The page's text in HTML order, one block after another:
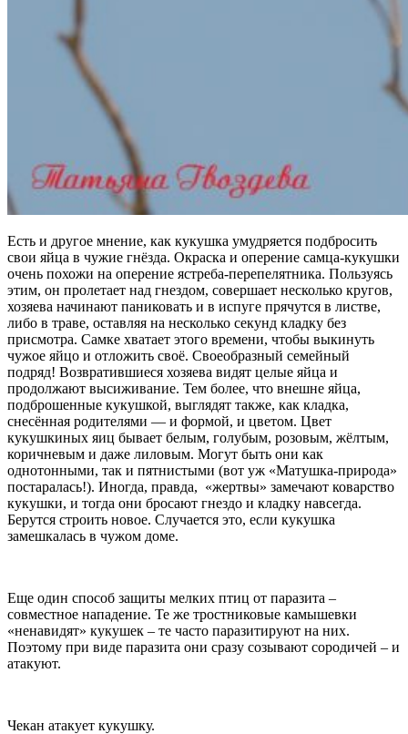
Есть и другое мнение, как кукушка умудряется подбросить
свои яйца в чужие гнёзда. Окраска и оперение самца-кукушки
очень похожи на оперение ястреба-перепелятника. Пользуясь
этим, он пролетает над гнездом, совершает несколько кругов,
хозяева начинают паниковать и в испуге прячутся в листве,
либо в траве, оставляя на несколько секунд кладку без
присмотра. Самке хватает этого времени, чтобы выкинуть
чужое яйцо и отложить своё. Своеобразный семейный
подряд! Возвратившиеся хозяева видят целые яйца и
продолжают высиживание. Тем более, что внешне яйца,
подброшенные кукушкой, выглядят также, как кладка,
снесённая родителями — и формой, и цветом. Цвет
кукушкиных яиц бывает белым, голубым, розовым, жёлтым,
коричневым и даже лиловым. Могут быть они как
однотонными, так и пятнистыми (вот уж «Матушка-природа»
постаралась!). Иногда, правда, «жертвы» замечают коварство
кукушки, и тогда они бросают гнездо и кладку навсегда.
Берутся строить новое. Случается это, если кукушка
замешкалась в чужом доме.
Еще один способ защиты мелких птиц от паразита –
совместное нападение. Те же тростниковые камышевки
«ненавидят» кукушек – те часто паразитируют на них.
Поэтому при виде паразита они сразу созывают сородичей – и
атакуют.
Чекан атакует кукушку.